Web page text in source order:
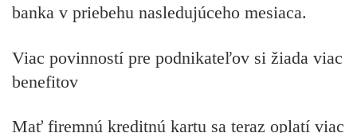
banka v priebehu nasledujúceho mesiaca.
Viac povinností pre podnikateľov si žiada viac
benefitov
Mať firemnú kreditnú kartu sa teraz oplatí viac